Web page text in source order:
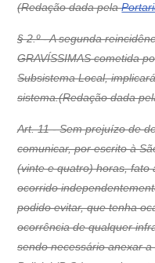
(Redação dada pela
§ 2.º - A segunda
GRAVÍSSIMAS cometida
Subsistema Local,
sistema.(Redação dada
Art. 11 - Sem prejuízo de
comunicar, por escrito à
(vinte e quatro) horas, fato
ocorrido
podido evitar, que tenha
ocorrência de qualquer
sendo necessário anexar